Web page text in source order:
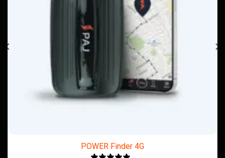
POWER Finder 4G